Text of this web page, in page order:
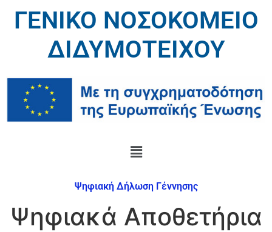
ΓΕΝΙΚΟ ΝΟΣΟΚΟΜΕΙΟ
ΔΙΔΥΜΟΤΕΙΧΟΥ
Ψηφιακή Δήλωση Γέννησης
Ψηφιακά Αποθετήρια